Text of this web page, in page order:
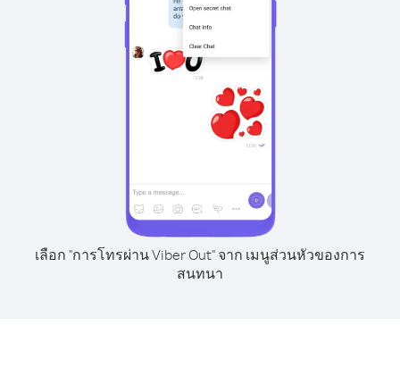
เลือก "การโทรผ่าน Viber Out" จาก เมนูส่วนหัวของการ
สนทนา